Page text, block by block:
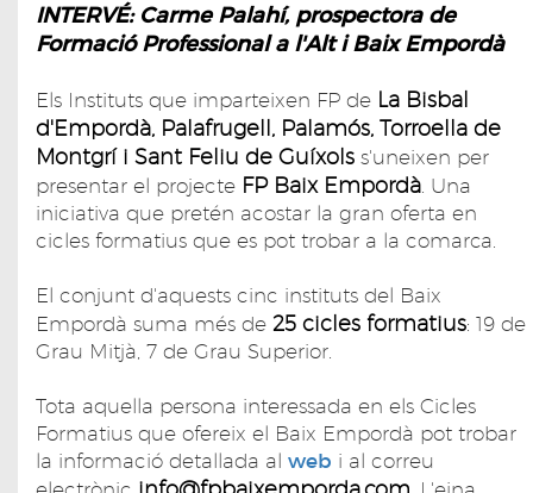
INTERVÉ: Carme Palahí, prospectora de
Formació Professional a l'Alt i Baix Empordà
Els Instituts que imparteixen FP de La Bisbal
d'Empordà, Palafrugell, Palamós, Torroella de
Montgrí i Sant Feliu de Guíxols s'uneixen per
presentar el projecte FP Baix Empordà. Una
iniciativa que pretén acostar la gran oferta en
cicles formatius que es pot trobar a la comarca.
El conjunt d'aquests cinc instituts del Baix
Empordà suma més de 25 cicles formatius: 19 de
Grau Mitjà, 7 de Grau Superior.
Tota aquella persona interessada en els Cicles
Formatius que ofereix el Baix Empordà pot trobar
la informació detallada al web i al correu